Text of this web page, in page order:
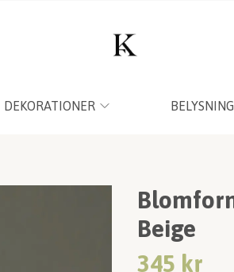
DEKORATIONER BELYSNING
Beige
345 kr